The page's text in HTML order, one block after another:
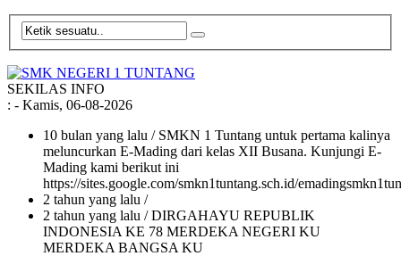
SEKILAS INFO
: - Kamis, 06-08-2026
10 bulan yang lalu / SMKN 1 Tuntang untuk pertama kalinya
meluncurkan E-Mading dari kelas XII Busana. Kunjungi E-
Mading kami berikut ini
https://sites.google.com/smkn1tuntang.sch.id/
2 tahun yang lalu /
2 tahun yang lalu / DIRGAHAYU REPUBLIK
INDONESIA KE 78 MERDEKA NEGERI KU
MERDEKA BANGSA KU